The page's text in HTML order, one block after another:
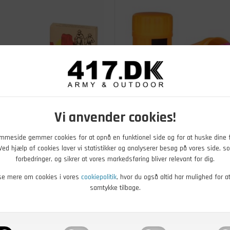
Vi anvender cookies!
gemmer cookies for at opnå en funktionel side og for at huske dine
hjælp af cookies laver vi statistikker og analyserer besøg på vores side,
forbedringer, og sikrer at vores markedsføring bliver relevant for dig.
mere om cookies i vores cookiepolitik, hvor du også altid har mulighed for
samtykke tilbage.
DKK
Tændstikker, 100 stk
- Køb nu
49,00 DKK
Survival Vind og Vandtætte
Tændstikker, 20 stk
På lager - Køb nu